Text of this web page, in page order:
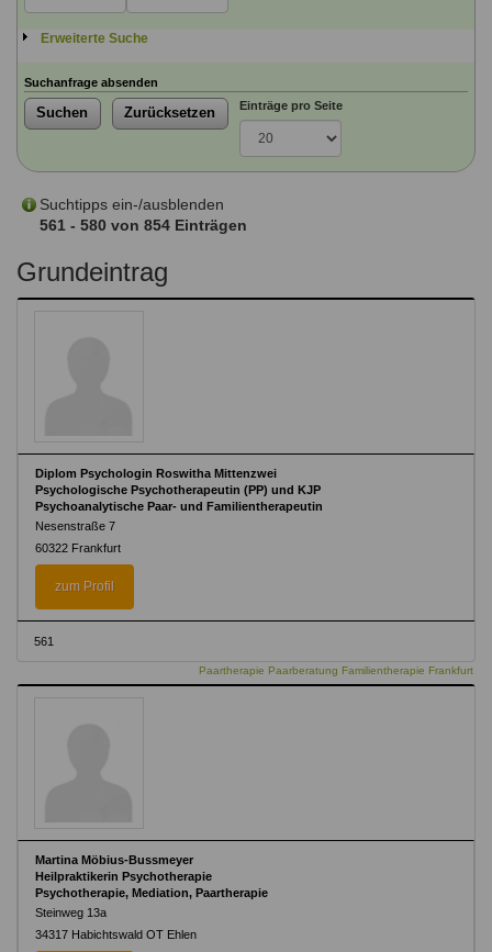
Qualitätssicherung
Familienthemen
Systemischer Ansatz
Fortbildungen
Ausbildungsinstitute
Fortbildungen
Information über Qualifikation
Liste der Fachverbände
Benutzername*
Passwort *
vergessen?
Formular zur Registrierung
Erweiterte Suche
Suchanfrage absenden
Suchen Zurücksetzen Einträge pro Seite
Suchtipps ein-/ausblenden
561 - 580 von 854 Einträgen
Grundeintrag
Diplom Psychologin Roswitha Mittenzwei
Psychologische Psychotherapeutin (PP) und KJP
Psychoanalytische Paar- und Familientherapeutin
Nesenstraße 7
60322 Frankfurt
zum Profil
561
Paartherapie Paarberatung Familientherapie Frankfurt
Martina Möbius-Bussmeyer
Heilpraktikerin Psychotherapie
Psychotherapie, Mediation, Paartherapie
Steinweg 13a
34317 Habichtswald OT Ehlen